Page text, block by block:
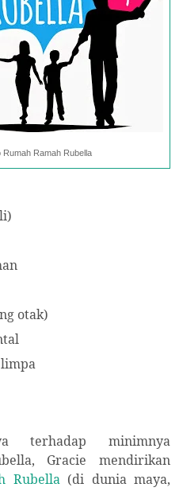
Rumah Ramah Rubella
otak)
terhadap minimnya
Gracie mendirikan
Rubella(di dunia maya,